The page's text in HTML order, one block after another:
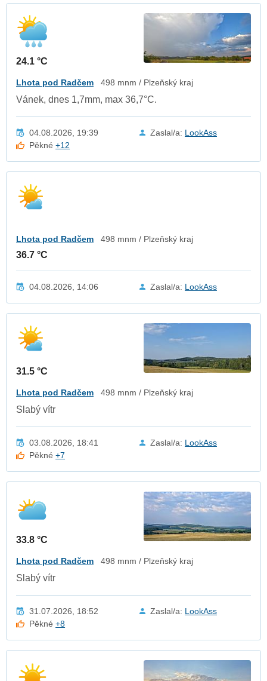
24.1 °C
Lhota pod Radčem 498 mnm / Plzeňský kraj
Vánek, dnes 1,7mm, max 36,7°C.
04.08.2026, 19:39 Zaslal/a: LookAss
Pěkné+12
Lhota pod Radčem 498 mnm / Plzeňský kraj
36.7 °C
04.08.2026, 14:06 Zaslal/a: LookAss
31.5 °C
Lhota pod Radčem 498 mnm / Plzeňský kraj
Slabý vítr
03.08.2026, 18:41 Zaslal/a: LookAss
Pěkné+7
33.8 °C
Lhota pod Radčem 498 mnm / Plzeňský kraj
Slabý vítr
31.07.2026, 18:52 Zaslal/a: LookAss
Pěkné+8